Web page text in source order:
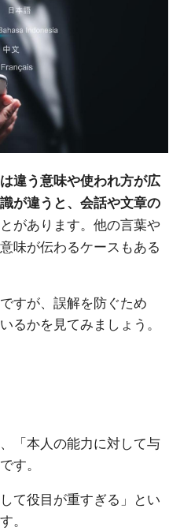
違う意味や使われ方が広
が違うと、会話や文章の
があります。他の言葉や
味が伝わるケースもある
すが、誤解を防ぐため
るかを見てみましょう。
「本人の能力に対して与
す。
て役目が重すぎる」とい
。